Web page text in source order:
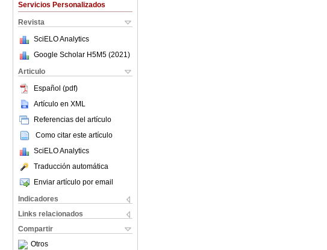
Servicios Personalizados
Revista
SciELO Analytics
Google Scholar H5M5 (2021 )
Articulo
Español (pdf)
Artículo en XML
Referencias del artículo
Como citar este artículo
SciELO Analytics
Traducción automática
Enviar artículo por email
Indicadores
Links relacionados
Compartir
Otros